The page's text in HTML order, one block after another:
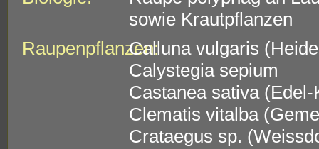
sowie Krautpflanzen
Raupenpflanzen:Calluna vulgaris
Calystegia sepium
Castanea sativa (Edel-
Clematis vitalba
Crataegus sp.